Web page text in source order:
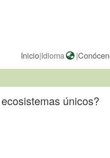
Inicio|Idioma |
únicos?